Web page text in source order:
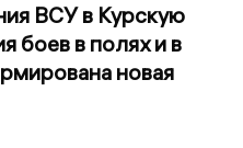
ВСУ в Курскую
боев в полях и в
новая